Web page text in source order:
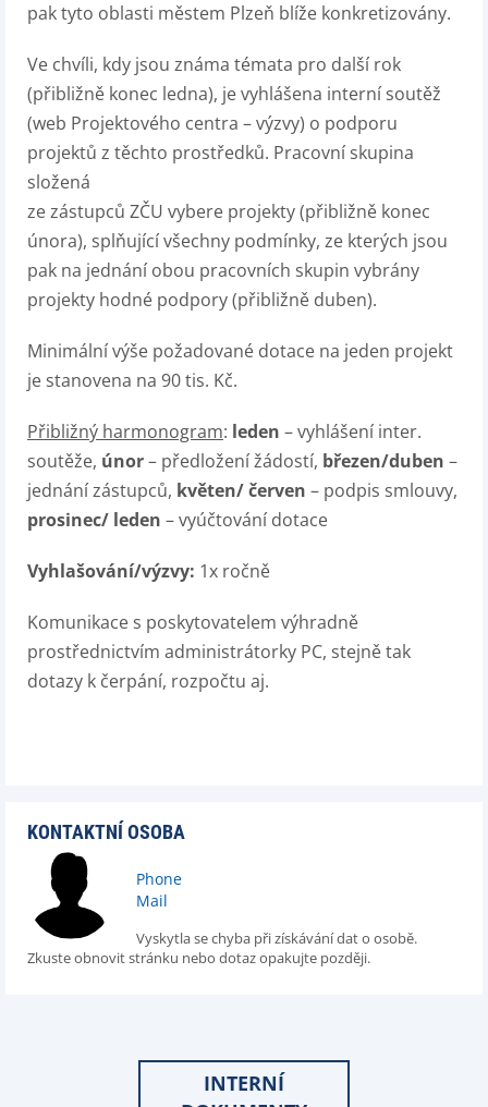
pak tyto oblasti městem Plzeň blíže konkretizovány.
Ve chvíli, kdy jsou známa témata pro další rok
(přibližně konec ledna), je vyhlášena interní soutěž
(web Projektového centra – výzvy) o podporu
projektů z těchto prostředků. Pracovní skupina
složená
ze zástupců ZČU vybere projekty (přibližně konec
února), splňující všechny podmínky, ze kterých jsou
pak na jednání obou pracovních skupin vybrány
projekty hodné podpory (přibližně duben).
Minimální výše požadované dotace na jeden projekt
je stanovena na 90 tis. Kč.
Přibližný harmonogram: leden – vyhlášení inter.
soutěže, únor– předložení žádostí, březen/duben –
jednání zástupců, květen/ červen – podpis smlouvy,
prosinec/ leden – vyúčtování dotace
Vyhlašování/výzvy: 1x ročně
Komunikace s poskytovatelem výhradně
prostřednictvím administrátorky PC, stejně tak
dotazy k čerpání, rozpočtu aj.
KONTAKTNÍ OSOBA
Phone
Mail
Vyskytla se chyba při získávání dat o osobě.
Zkuste obnovit stránku nebo dotaz opakujte později.
INTERNÍ